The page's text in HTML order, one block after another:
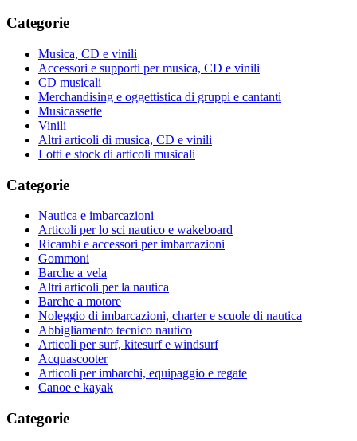
Categorie
Musica, CD e vinili
Accessori e supporti per musica, CD e vinili
CD musicali
Merchandising e oggettistica di gruppi e cantanti
Musicassette
Vinili
Altri articoli di musica, CD e vinili
Lotti e stock di articoli musicali
Categorie
Nautica e imbarcazioni
Articoli per lo sci nautico e wakeboard
Ricambi e accessori per imbarcazioni
Gommoni
Barche a vela
Altri articoli per la nautica
Barche a motore
Noleggio di imbarcazioni, charter e scuole di nautica
Abbigliamento tecnico nautico
Articoli per surf, kitesurf e windsurf
Acquascooter
Articoli per imbarchi, equipaggio e regate
Canoe e kayak
Categorie